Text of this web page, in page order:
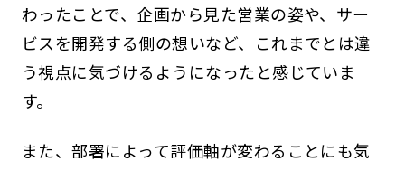
わったことで、企画から見た営業の姿や、サー
ビスを開発する側の想いなど、これまでとは違
う視点に気づけるようになったと感じていま
す。
また、部署によって評価軸が変わることにも気